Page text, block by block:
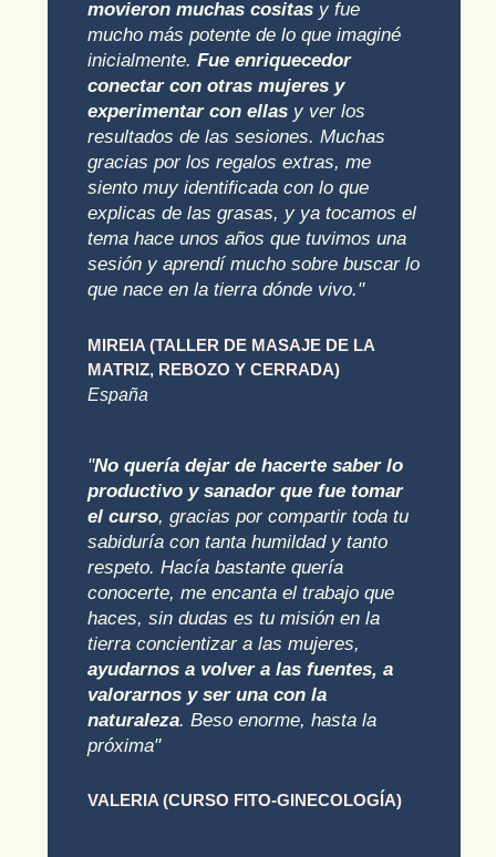
movieron muchas cositas y fue
mucho más potente de lo que imaginé
inicialmente.Fue enriquecedor
conectar con otras mujeres y
experimentar con ellas y ver los
resultados de las sesiones. Muchas
gracias por los regalos extras, me
siento muy identificada con lo que
explicas de las grasas, y ya tocamos el
tema hace unos años que tuvimos una
sesión y aprendí mucho sobre buscar lo
que nace en la tierra dónde vivo."
MIREIA (TALLER DE MASAJE DE LA
MATRIZ, REBOZO Y CERRADA)
España
"No quería dejar de hacerte saber lo
productivo y sanador que fue tomar
el curso, gracias por compartir toda tu
sabiduría con tanta humildad y tanto
respeto. Hacía bastante quería
conocerte, me encanta el trabajo que
haces, sin dudas es tu misión en la
tierra concientizar a las mujeres,
ayudarnos a volver a las fuentes, a
valorarnos y ser una con la
naturaleza. Beso enorme, hasta la
próxima"
VALERIA (CURSO FITO-GINECOLOGÍA)